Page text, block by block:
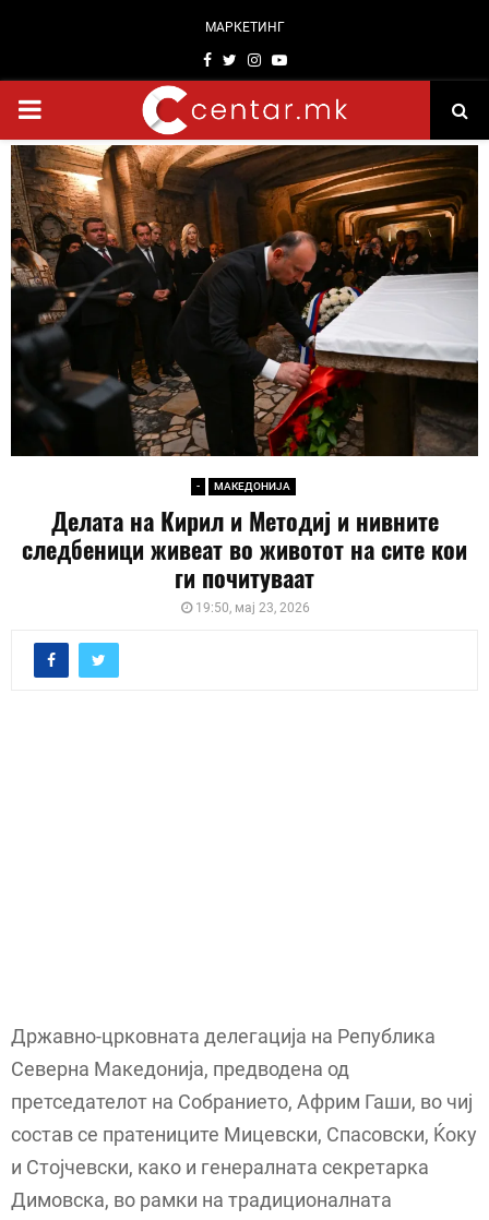
МАРКЕТИНГ
Facebook
TwitterInstagram
Youtube
PRIMARY
MENU
- МАКЕДОНИЈА
Делата на Кирил и Методиј и нивните
следбеници живеат во животот на сите кои
ги почитуваат
19:50, мај 23, 2026
Државно-црковната делегација на Република
Северна Македонија, предводена од
претседателот на Собранието, Африм Гаши, во чиј
состав се пратениците Мицевски, Спасовски, Ќоку
и Стојчевски, како и генералната секретарка
Димовска, во рамки на традиционалната